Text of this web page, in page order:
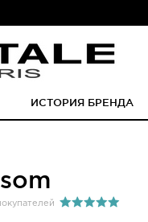
ИСТОРИЯ БРЕНДА